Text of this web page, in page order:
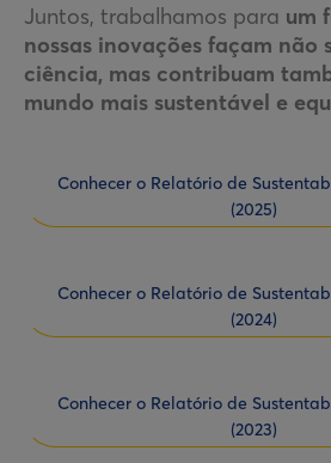
Juntos, trabalhamos para um
nossas inovações façam não
ciência, mas contribuam
mundo mais sustentável e
Conhecer o Relatório de
(2025)
Conhecer o Relatório de
(2024)
Conhecer o Relatório de
(2023)